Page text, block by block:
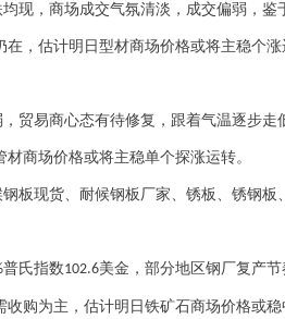
现，商场成交气氛清淡，成交偏弱，
，估计明日型材商场价格或将主稳个涨
贸易商心态有待修复，跟着气温逐步
商场价格或将主稳单个探涨运转。
钢板现货、 耐候钢板厂家、 锈板 、 锈钢板 、
普氏指数102.6美金，部分地区钢厂复产
购为主，估计明日铁矿石商场价格或稳